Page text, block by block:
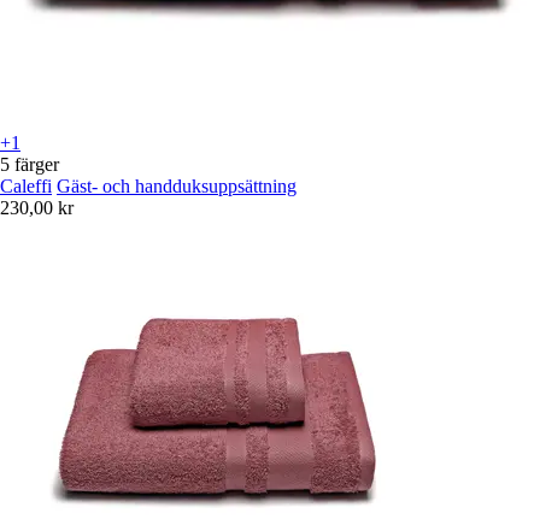
+1
5 färger
Caleffi Gäst- och handduksuppsättning
230,00 kr